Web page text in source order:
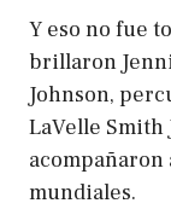
Y eso no fue
brillaron
Johnson,
LaVelle Smith
acompañaron
mundiales.